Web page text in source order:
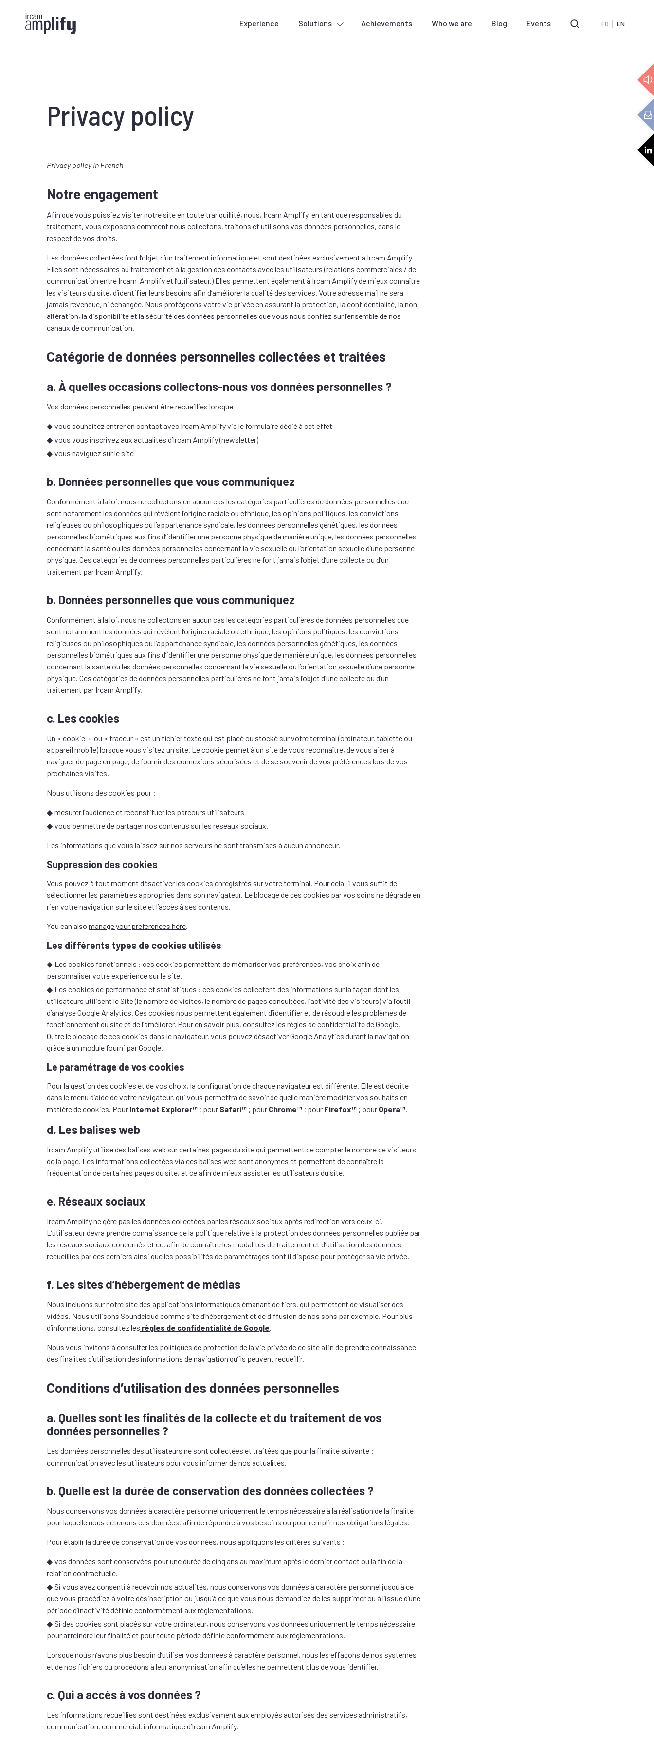
Experience Solutions Achievements Who we are Blog Events FR EN
Privacy policy
Privacy policy in French
Notre engagement
Afin que vous puissiez visiter notre site en toute tranquillité, nous, Ircam Amplify, en tant que responsables du
traitement, vous exposons comment nous collectons, traitons et utilisons vos données personnelles, dans le
respect de vos droits.
Les données collectées font l’objet d’un traitement informatique et sont destinées exclusivement à Ircam Amplify.
Elles sont nécessaires au traitement et à la gestion des contacts avec les utilisateurs (relations commerciales / de
communication entre Ircam Amplify et l’utilisateur.) Elles permettent également à Ircam Amplify de mieux connaître
les visiteurs du site, d’identifier leurs besoins afin d’améliorer la qualité des services. Votre adresse mail ne sera
jamais revendue, ni échangée. Nous protégeons votre vie privée en assurant la protection, la confidentialité, la non
altération, la disponibilité et la sécurité des données personnelles que vous nous confiez sur l’ensemble de nos
canaux de communication.
Catégorie de données personnelles collectées et traitées
a. À quelles occasions collectons-nous vos données personnelles ?
Vos données personnelles peuvent être recueillies lorsque :
vous souhaitez entrer en contact avec Ircam Amplify via le formulaire dédié à cet effet
vous vous inscrivez aux actualités d’Ircam Amplify (newsletter)
vous naviguez sur le site
b. Données personnelles que vous communiquez
Conformément à la loi, nous ne collectons en aucun cas les catégories particulières de données personnelles que
sont notamment les données qui révèlent l’origine raciale ou ethnique, les opinions politiques, les convictions
religieuses ou philosophiques ou l’appartenance syndicale, les données personnelles génétiques, les données
personnelles biométriques aux fins d’identifier une personne physique de manière unique, les données personnelles
concernant la santé ou les données personnelles concernant la vie sexuelle ou l’orientation sexuelle d’une personne
physique. Ces catégories de données personnelles particulières ne font jamais l’objet d’une collecte ou d’un
traitement par Ircam Amplify.
b. Données personnelles que vous communiquez
Conformément à la loi, nous ne collectons en aucun cas les catégories particulières de données personnelles que
sont notamment les données qui révèlent l’origine raciale ou ethnique, les opinions politiques, les convictions
religieuses ou philosophiques ou l’appartenance syndicale, les données personnelles génétiques, les données
personnelles biométriques aux fins d’identifier une personne physique de manière unique, les données personnelles
concernant la santé ou les données personnelles concernant la vie sexuelle ou l’orientation sexuelle d’une personne
physique. Ces catégories de données personnelles particulières ne font jamais l’objet d’une collecte ou d’un
traitement par Ircam Amplify.
c. Les cookies
Un « cookie » ou « traceur » est un fichier texte qui est placé ou stocké sur votre terminal (ordinateur, tablette ou
appareil mobile) lorsque vous visitez un site. Le cookie permet à un site de vous reconnaître, de vous aider à
naviguer de page en page, de fournir des connexions sécurisées et de se souvenir de vos préférences lors de vos
prochaines visites.
Nous utilisons des cookies pour :
mesurer l’audience et reconstituer les parcours utilisateurs
vous permettre de partager nos contenus sur les réseaux sociaux.
Les informations que vous laissez sur nos serveurs ne sont transmises à aucun annonceur.
Suppression des cookies
Vous pouvez à tout moment désactiver les cookies enregistrés sur votre terminal. Pour cela, il vous suffit de
sélectionner les paramètres appropriés dans son navigateur. Le blocage de ces cookies par vos soins ne dégrade en
rien votre navigation sur le site et l’accès à ses contenus.
You can also manage your preferences here.
Les différents types de cookies utilisés
Les cookies fonctionnels : ces cookies permettent de mémoriser vos préférences, vos choix afin de
personnaliser votre expérience sur le site.
Les cookies de performance et statistiques : ces cookies collectent des informations sur la façon dont les
utilisateurs utilisent le Site (le nombre de visites, le nombre de pages consultées, l’activité des visiteurs) via l’outil
d’analyse Google Analytics. Ces cookies nous permettent également d’identifier et de résoudre les problèmes de
fonctionnement du site et de l’améliorer. Pour en savoir plus, consultez les règles de confidentialité de Google.
Outre le blocage de ces cookies dans le navigateur, vous pouvez désactiver Google Analytics durant la navigation
grâce à un module fourni par Google.
Le paramétrage de vos cookies
Pour la gestion des cookies et de vos choix, la configuration de chaque navigateur est différente. Elle est décrite
dans le menu d’aide de votre navigateur, qui vous permettra de savoir de quelle manière modifier vos souhaits en
matière de cookies. Pour Internet Explorer™ ; pour Safari™ ; pour Chrome™ ; pour Firefox™ ; pour Opera™.
d. Les balises web
Ircam Amplify utilise des balises web sur certaines pages du site qui permettent de compter le nombre de visiteurs
de la page. Les informations collectées via ces balises web sont anonymes et permettent de connaître la
fréquentation de certaines pages du site, et ce afin de mieux assister les utilisateurs du site.
e. Réseaux sociaux
Ircam Amplify ne gère pas les données collectées par les réseaux sociaux après redirection vers ceux-ci.
L’utilisateur devra prendre connaissance de la politique relative à la protection des données personnelles publiée par
les réseaux sociaux concernés et ce, afin de connaître les modalités de traitement et d’utilisation des données
recueillies par ces derniers ainsi que les possibilités de paramétrages dont il dispose pour protéger sa vie privée.
f. Les sites d’hébergement de médias
Nous incluons sur notre site des applications informatiques émanant de tiers, qui permettent de visualiser des
vidéos. Nous utilisons Soundcloud comme site d’hébergement et de diffusion de nos sons par exemple. Pour plus
d’informations, consultez les règles de confidentialité de Google.
Nous vous invitons à consulter les politiques de protection de la vie privée de ce site afin de prendre connaissance
des finalités d’utilisation des informations de navigation qu’ils peuvent recueillir.
Conditions d’utilisation des données personnelles
a. Quelles sont les finalités de la collecte et du traitement de vos
données personnelles ?
Les données personnelles des utilisateurs ne sont collectées et traitées que pour la finalité suivante :
communication avec les utilisateurs pour vous informer de nos actualités.
b. Quelle est la durée de conservation des données collectées ?
Nous conservons vos données à caractère personnel uniquement le temps nécessaire à la réalisation de la finalité
pour laquelle nous détenons ces données, afin de répondre à vos besoins ou pour remplir nos obligations légales.
Pour établir la durée de conservation de vos données, nous appliquons les critères suivants :
vos données sont conservées pour une durée de cinq ans au maximum après le dernier contact ou la fin de la
relation contractuelle.
Si vous avez consenti à recevoir nos actualités, nous conservons vos données à caractère personnel jusqu’à ce
que vous procédiez à votre désinscription ou jusqu’à ce que vous nous demandiez de les supprimer ou à l’issue d’une
période d’inactivité définie conformément aux réglementations.
Si des cookies sont placés sur votre ordinateur, nous conservons vos données uniquement le temps nécessaire
pour atteindre leur finalité et pour toute période définie conformément aux réglementations.
Lorsque nous n’avons plus besoin d’utiliser vos données à caractère personnel, nous les effaçons de nos systèmes
et de nos fichiers ou procédons à leur anonymisation afin qu’elles ne permettent plus de vous identifier.
c. Qui a accès à vos données ?
Les informations recueillies sont destinées exclusivement aux employés autorisés des services administratifs,
communication, commercial, informatique d’Ircam Amplify.